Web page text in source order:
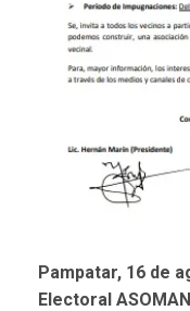
Pampatar, 16 de
Electoral